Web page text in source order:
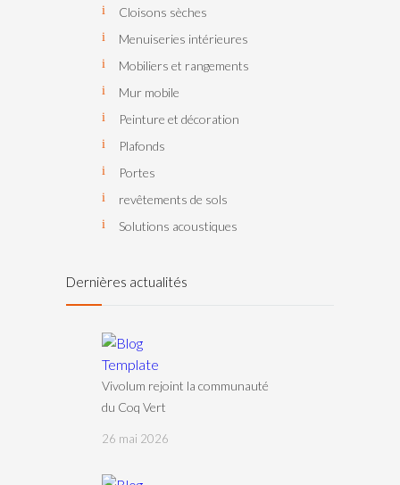
Cloisons sèches
Menuiseries intérieures
Mobiliers et rangements
Mur mobile
Peinture et décoration
Plafonds
Portes
revêtements de sols
Solutions acoustiques
Dernières actualités
Vivolum rejoint la communauté
du Coq Vert
26 mai 2026